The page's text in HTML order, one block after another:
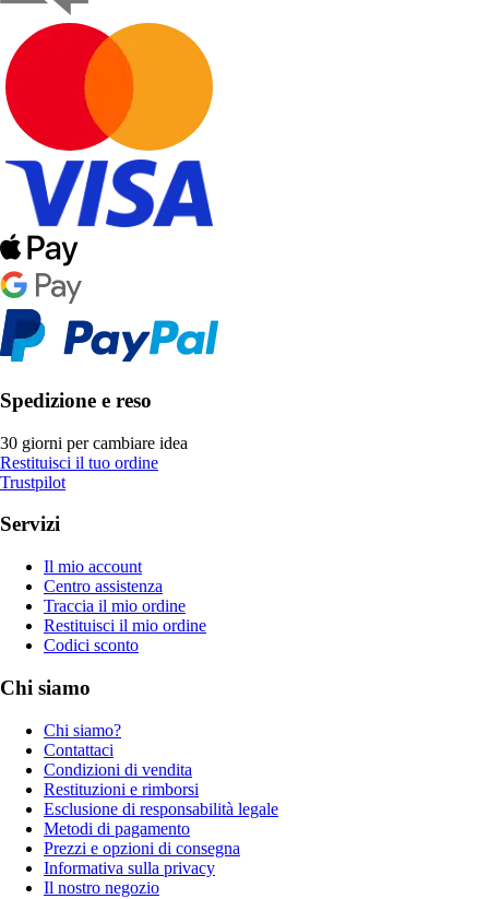
Spedizione e reso
30 giorni per cambiare idea
Restituisci il tuo ordine
Trustpilot
Servizi
Il mio account
Centro assistenza
Traccia il mio ordine
Restituisci il mio ordine
Codici sconto
Chi siamo
Chi siamo?
Contattaci
Condizioni di vendita
Restituzioni e rimborsi
Esclusione di responsabilità legale
Metodi di pagamento
Prezzi e opzioni di consegna
Informativa sulla privacy
Il nostro negozio